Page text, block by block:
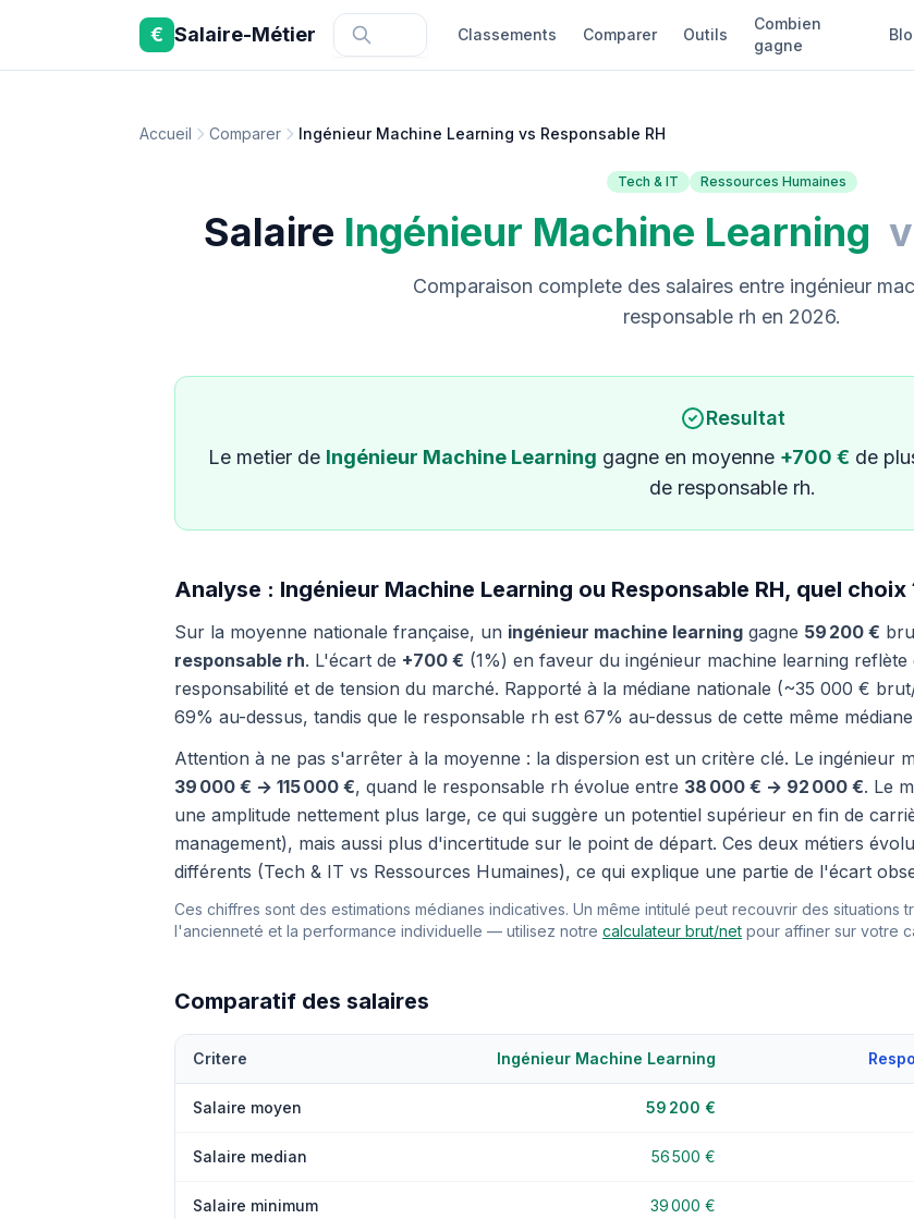
Aller au contenu principal
€ Salaire-Métier Classements Comparer Outils
Combien
gagne
Accueil Comparer Ingénieur Machine Learning vs Responsable RH
Tech & IT Ressources Humaines
Salaire Ingénieur Machine Learning
Comparaison complete des salaires entre ingénieur
responsable rh en 2026.
Resultat
Le metier de Ingénieur Machine Learning gagne en moyenne +700 € de
de responsable rh.
Analyse : Ingénieur Machine Learning ou Responsable RH, quel choix
Sur la moyenne nationale française, un ingénieur machine learning gagne 59 200 €
responsable rh. L'écart de +700 € (1%) en faveur du ingénieur machine learning
responsabilité et de tension du marché. Rapporté à la médiane nationale (~35 000 €
69% au-dessus, tandis que le responsable rh est 67% au-dessus de cette même
Attention à ne pas s'arrêter à la moyenne : la dispersion est un critère clé. Le ingénieur
39 000 € → 115 000 €, quand le responsable rh évolue entre 38 000 € → 92 000 €. Le
une amplitude nettement plus large, ce qui suggère un potentiel supérieur en fin de
management), mais aussi plus d'incertitude sur le point de départ. Ces deux métiers
différents (Tech & IT vs Ressources Humaines), ce qui explique une partie de l'écart
Ces chiffres sont des estimations médianes indicatives. Un même intitulé peut recouvrir des situations
l'ancienneté et la performance individuelle — utilisez notre calculateur brut/net pour affiner sur votre
Comparatif des salaires
Critere Ingénieur Machine Learning
Salaire moyen 59 200 €
Salaire median 56 500 €
Salaire minimum 39 000 €